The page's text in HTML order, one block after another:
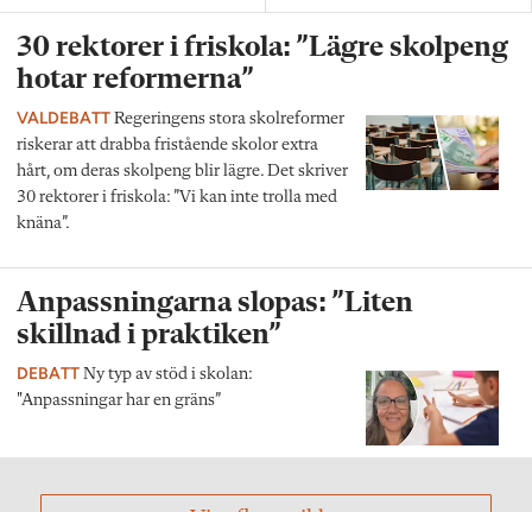
30 rektorer i friskola: ”Lägre skolpeng
hotar reformerna”
VALDEBATT Regeringens stora skolreformer
riskerar att drabba fristående skolor extra
hårt, om deras skolpeng blir lägre. Det skriver
30 rektorer i friskola: ”Vi kan inte trolla med
knäna”.
Anpassningarna slopas: ”Liten
skillnad i praktiken”
DEBATT Ny typ av stöd i skolan:
"Anpassningar har en gräns”